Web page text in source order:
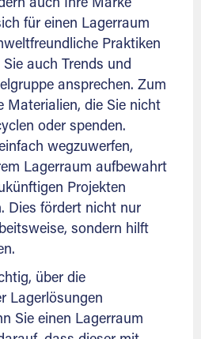
auch Ihre Marke
für einen Lagerraum
Praktiken
auch Trends und
ansprechen. Zum
Materialien, die Sie nicht
oder spenden.
wegzuwerfen,
Lagerraum aufbewahrt
Projekten
Dies fördert nicht nur
sondern hilft
über die
Lagerlösungen
Sie einen Lagerraum